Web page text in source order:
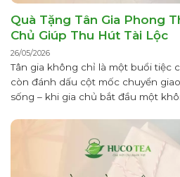
Quà Tặng Tân Gia Phong
Chủ Giúp Thu Hút Tài Lộc
26/05/2026
Tân gia không chỉ là một buổi tiệc
còn đánh dấu cột mốc chuyển
sống – khi gia chủ bắt đầu một
niệm Á Đông, ngôi nhà...